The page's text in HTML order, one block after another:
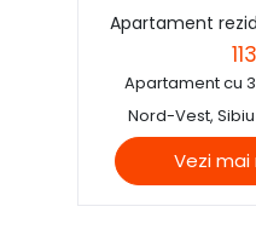
Apartament
Apartament cu
Nord-Vest, Sibiu
Vezi